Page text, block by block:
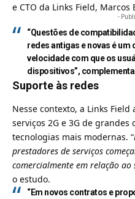
e CTO da Links Field, Marcos
-
“Questões de
redes antigas e novas é um
velocidade com que os
dispositivos”,
Suporte às redes
Nesse contexto, a Links
serviços 2G e 3G de
tecnologias mais modernas. “
prestadores de serviços
comercialmente em relação
o estudo.
“Em novos contratos e